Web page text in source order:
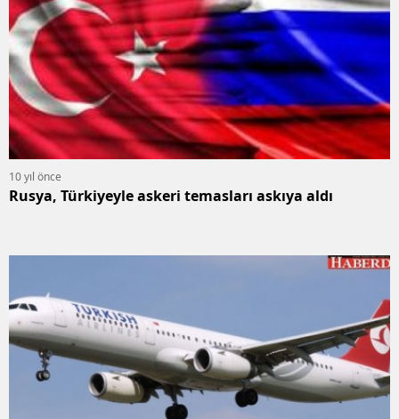
10 yıl önce
Rusya, Türkiyeyle askeri temasları askıya aldı